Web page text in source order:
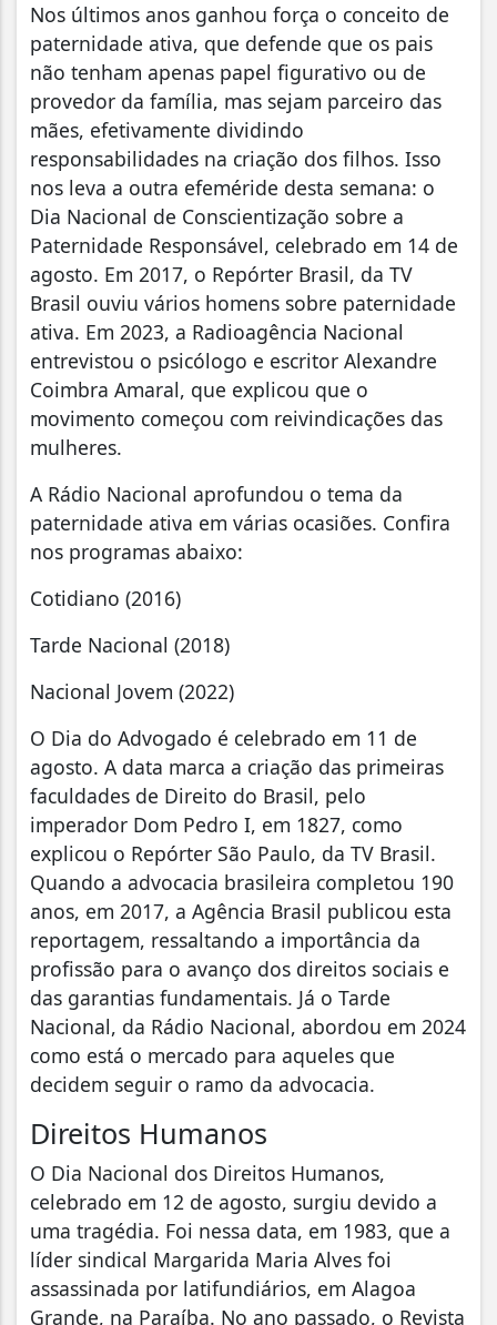
Nos últimos anos ganhou força o conceito de
paternidade ativa, que defende que os pais
não tenham apenas papel figurativo ou de
provedor da família, mas sejam parceiro das
mães, efetivamente dividindo
responsabilidades na criação dos filhos. Isso
nos leva a outra efeméride desta semana: o
Dia Nacional de Conscientização sobre a
Paternidade Responsável, celebrado em 14 de
agosto. Em 2017, o Repórter Brasil, da TV
Brasil ouviu vários homens sobre paternidade
ativa. Em 2023, a Radioagência Nacional
entrevistou o psicólogo e escritor Alexandre
Coimbra Amaral, que explicou que o
movimento começou com reivindicações das
mulheres.
A Rádio Nacional aprofundou o tema da
paternidade ativa em várias ocasiões. Confira
nos programas abaixo:
Cotidiano (2016)
Tarde Nacional (2018)
Nacional Jovem (2022)
O Dia do Advogado é celebrado em 11 de
agosto. A data marca a criação das primeiras
faculdades de Direito do Brasil, pelo
imperador Dom Pedro I, em 1827, como
explicou o Repórter São Paulo, da TV Brasil.
Quando a advocacia brasileira completou 190
anos, em 2017, a Agência Brasil publicou esta
reportagem, ressaltando a importância da
profissão para o avanço dos direitos sociais e
das garantias fundamentais. Já o Tarde
Nacional, da Rádio Nacional, abordou em 2024
como está o mercado para aqueles que
decidem seguir o ramo da advocacia.
Direitos Humanos
O Dia Nacional dos Direitos Humanos,
celebrado em 12 de agosto, surgiu devido a
uma tragédia. Foi nessa data, em 1983, que a
líder sindical Margarida Maria Alves foi
assassinada por latifundiários, em Alagoa
Grande, na Paraíba. No ano passado, o Revista